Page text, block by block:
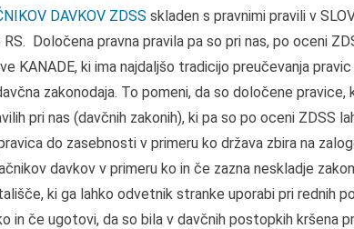
DAVKOV ZDSS skladen s pravnimi pravili v
Določena pravna pravila pa so pri nas, po oceni
KANADE, ki ima najdaljšo tradicijo preučevanja
zakonodaja. To pomeni, da so določene pravice,
pri nas (davčnih zakonih), ki pa so po oceni ZDSS
do zasebnosti v primeru ko država zbira na
davkov v primeru ko in če zazna neskladje
ki ga lahko odvetnik stranke uporabi pri rednih
in če ugotovi, da so bila v davčnih postopkih kršena